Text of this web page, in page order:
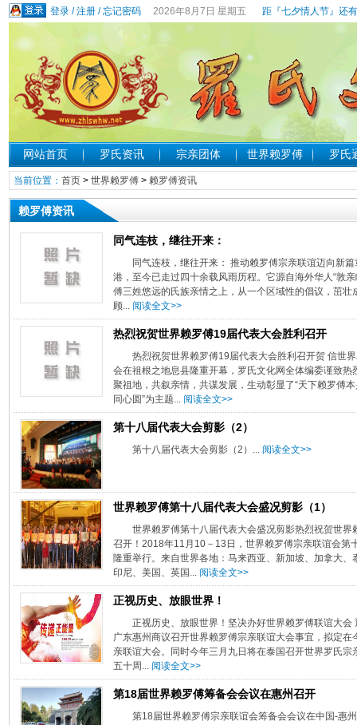
登录/注册/忘记密码 2026年8月7日 星期五 距『七夕情人节』还
网站首页 罗氏资讯 宗亲团体 世界赖罗傅 罗氏
当前位置： 首页> 世界赖罗傅> 赖罗傅资讯
赖罗傅资讯
同气连枝，继往开来：
同气连枝，继往开来： 推动赖罗傅宗亲联谊迈向新
港，至今已走过四十余载风雨历程。它源自海外华人“敦
傅三姓悠远的氏族亲情之上，从一个区域性的倡议，茁
顾... 阅读全文>>
热烈祝贺世界赖罗傅19届代表大会胜利召开
热烈祝贺世界赖罗傅19届代表大会胜利召开贺 信世
会在祖根之地息县隆重开幕，罗氏文化网全体编委谨致
聚祖地，共叙亲情，共谋发展，生动彰显了“天下赖罗傅
同心圆”为主题... 阅读全文>>
第十八届代表大会剪影（2）
第十八届代表大会剪影（2）... 阅读全文>>
世界赖罗傅第十八届代表大会盛况剪影（1）
世界赖罗傅第十八届代表大会盛况剪影热烈祝贺世
召开！2018年11月10－13日，世界赖罗傅宗亲联谊会第
隆重举行。来自世界各地：马来西亚、新加坡、加拿大
印尼、美国、英国... 阅读全文>>
正视历史、放眼世界！
正视历史、放眼世界！坚决办好世界赖罗傅联谊大
广东惠州商议召开世界赖罗傅宗亲联谊大会事宜，拟定
亲联谊大会。同时今年三月九日将在泰国召开世界罗氏
五十周... 阅读全文>>
第18届世界赖罗傅筹备会会议在惠州召开
第18届世界赖罗傅宗亲联谊会筹备会会议在中国-惠